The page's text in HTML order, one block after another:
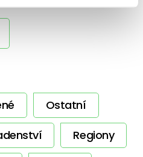
Ostatní
Regiony